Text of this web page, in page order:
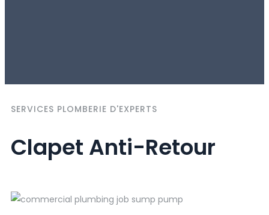
SERVICES PLOMBERIE D'EXPERTS
Clapet Anti-Retour